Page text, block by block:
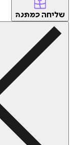
שליחה כמתנה